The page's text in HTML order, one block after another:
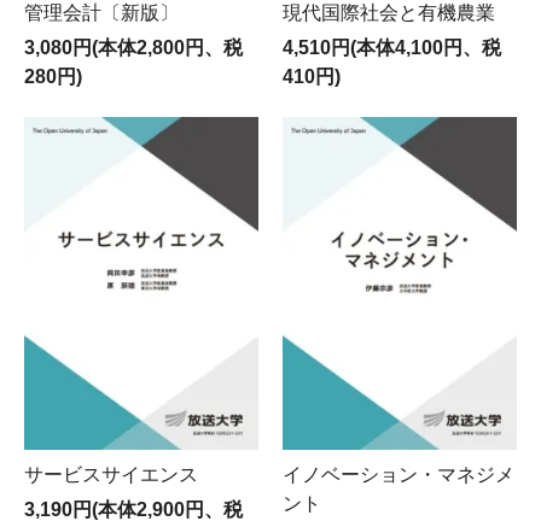
管理会計〔新版〕
3,080円(本体2,800円、税
280円)
現代国際社会と有機農業
4,510円(本体4,100円、税
410円)
サービスサイエンス
3,190円(本体2,900円、税
イノベーション・マネジメ
ント